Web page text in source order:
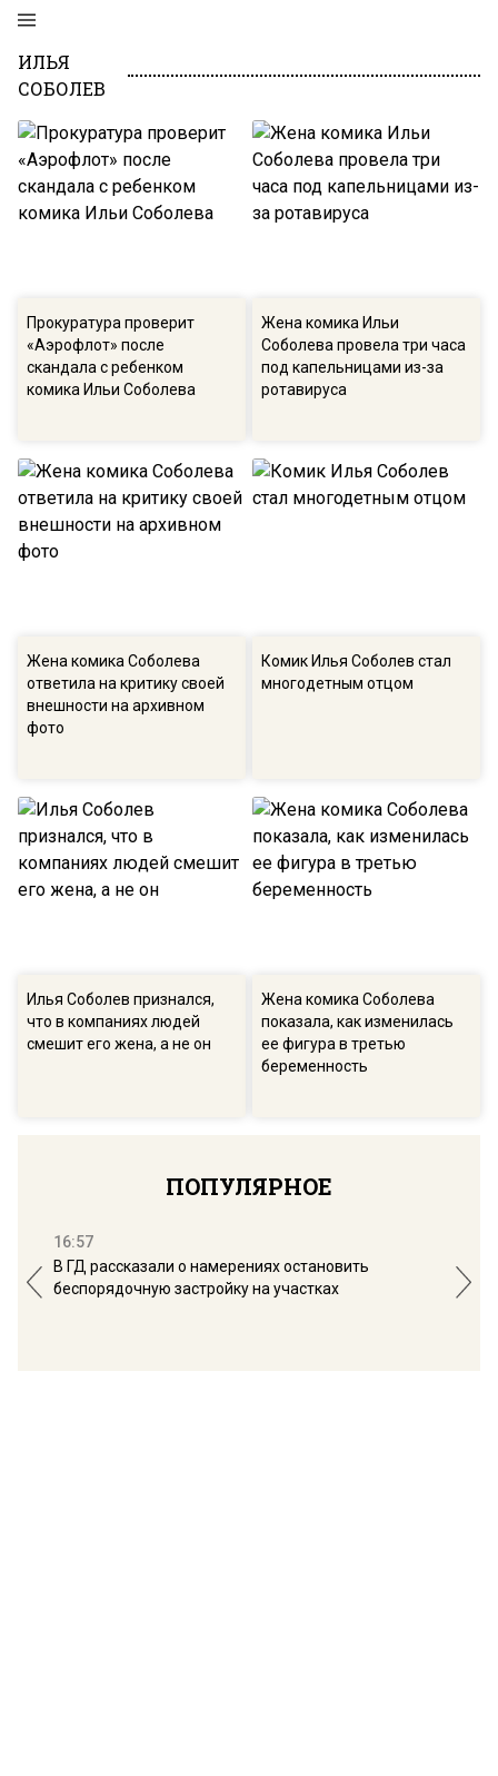
ИЛЬЯ
СОБОЛЕВ
Прокуратура проверит
«Аэрофлот» после
скандала с ребенком
комика Ильи Соболева
Жена комика Ильи
Соболева провела три часа
под капельницами из-за
ротавируса
Жена комика Соболева
ответила на критику своей
внешности на архивном
фото
Комик Илья Соболев стал
многодетным отцом
Илья Соболев признался,
что в компаниях людей
смешит его жена, а не он
Жена комика Соболева
показала, как изменилась
ее фигура в третью
беременность
ПОПУЛЯРНОЕ
16:57
В ГД рассказали о намерениях остановить
беспорядочную застройку на участках